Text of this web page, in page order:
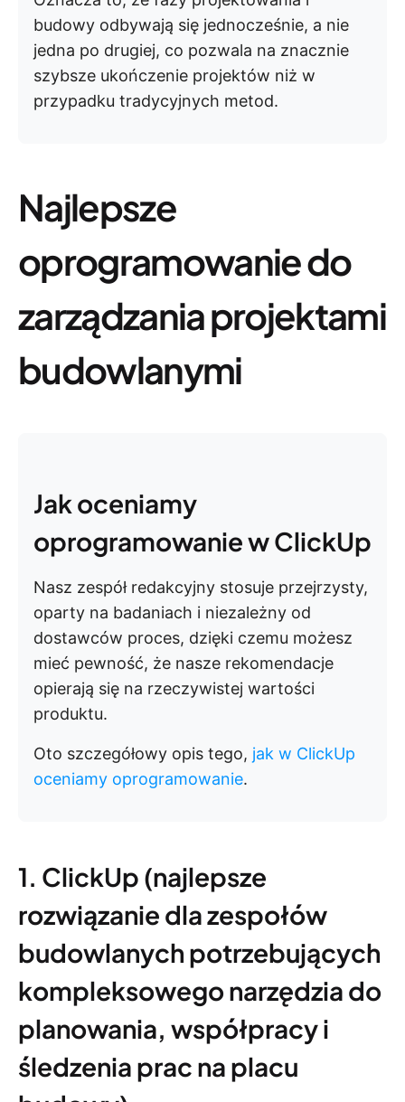
budowy odbywają się jednocześnie, a nie
jedna po drugiej, co pozwala na znacznie
szybsze ukończenie projektów niż w
przypadku tradycyjnych metod.
Najlepsze
oprogramowanie do
zarządzania projektami
budowlanymi
Jak oceniamy
oprogramowanie w ClickUp
Nasz zespół redakcyjny stosuje przejrzysty,
oparty na badaniach i niezależny od
dostawców proces, dzięki czemu możesz
mieć pewność, że nasze rekomendacje
opierają się na rzeczywistej wartości
produktu.
Oto szczegółowy opis tego, jak w ClickUp
oceniamy oprogramowanie.
1. ClickUp (najlepsze
rozwiązanie dla zespołów
budowlanych potrzebujących
kompleksowego narzędzia do
planowania, współpracy i
śledzenia prac na placu